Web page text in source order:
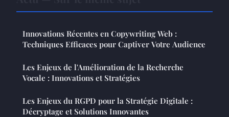
Innovations Récentes en Copywriting Web :
Techniques Efficaces pour Captiver Votre Audience
Les Enjeux de l'Amélioration de la Recherche
Vocale : Innovations et Stratégies
Les Enjeux du RGPD pour la Stratégie Digitale :
Décryptage et Solutions Innovantes